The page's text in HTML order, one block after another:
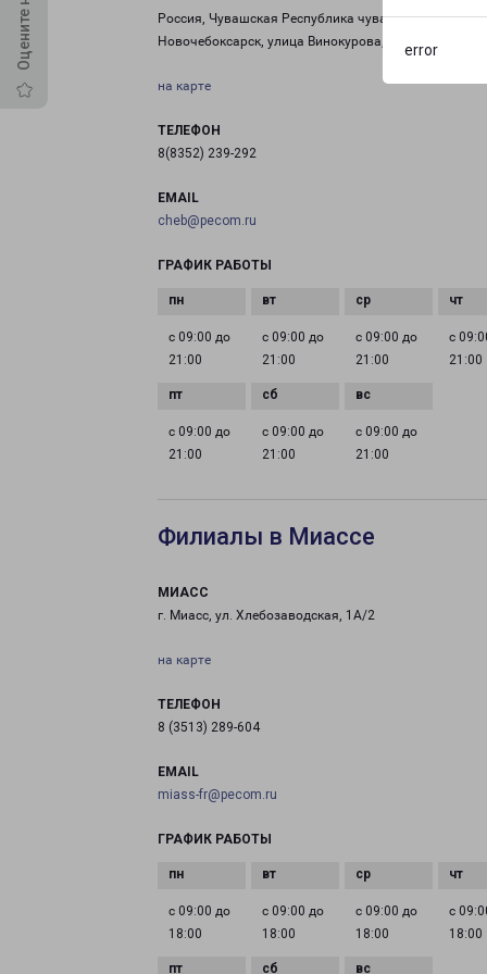
error
Россия, Чувашская Республика чувашия, город
Новочебоксарск, улица Винокурова, дом 99
на карте
ТЕЛЕФОН
8(8352) 239-292
EMAIL
cheb@pecom.ru
ГРАФИК РАБОТЫ
с 09:00 до
21:00
с 09:00 до
21:00
с 09:00 до
21:00
с
21:00
с 09:00 до
21:00
с 09:00 до
21:00
с 09:00 до
21:00
Филиалы в Миассе
МИАСС
г. Миасс, ул. Хлебозаводская, 1А/2
на карте
ТЕЛЕФОН
8 (3513) 289-604
EMAIL
miass-fr@pecom.ru
ГРАФИК РАБОТЫ
с 09:00 до
18:00
с 09:00 до
18:00
с 09:00 до
18:00
с
18:00